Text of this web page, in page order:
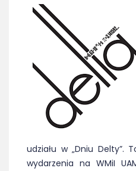
udziału w „Dniu Delty”.
wydarzenia na WMiI